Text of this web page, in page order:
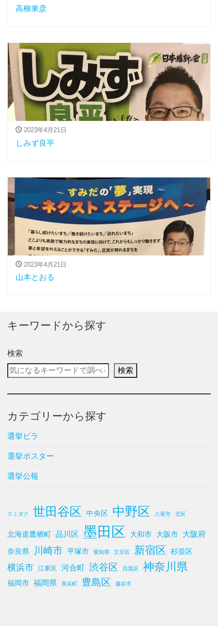
高柳東彦
2023年4月21日
しみず良平
2023年4月21日
山本とおる
キーワードから探す
検索
検索
カテゴリーから探す
選挙ビラ
選挙ポスター
選挙公報
スミダク 世田谷区 中央区 中野区 八尾市 北区
北海道鷹栖町 品川区 墨田区 大和市 大阪市 大阪府
奈良県 川崎市 平塚市 愛知県 文京区 新宿区 杉並区
横浜市 江東区 河合町 渋谷区 目黒区 神奈川県
福岡市 福岡県 美浜町 豊島区 越谷市